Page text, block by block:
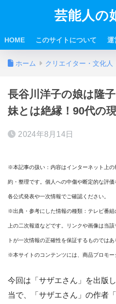
芸能人の
HOME このサイトについて 運
ホーム クリエイター・文化人
長谷川洋子の娘は隆
妹とは絶縁！90代の
2024年8月14日
※本記事の扱い：内容はインターネット上
約・整理です。個人への中傷や断定的な評
各公式発表や一次情報でご確認ください。
※出典・参考にした情報の種類：テレビ番
上の二次報道などです。リンクや画像は当
トが一次情報の正確性を保証するものではあ
※本サイトのコンテンツには、商品プロモー
今回は「サザエさん」を出版
当で、「サザエさん」の作者